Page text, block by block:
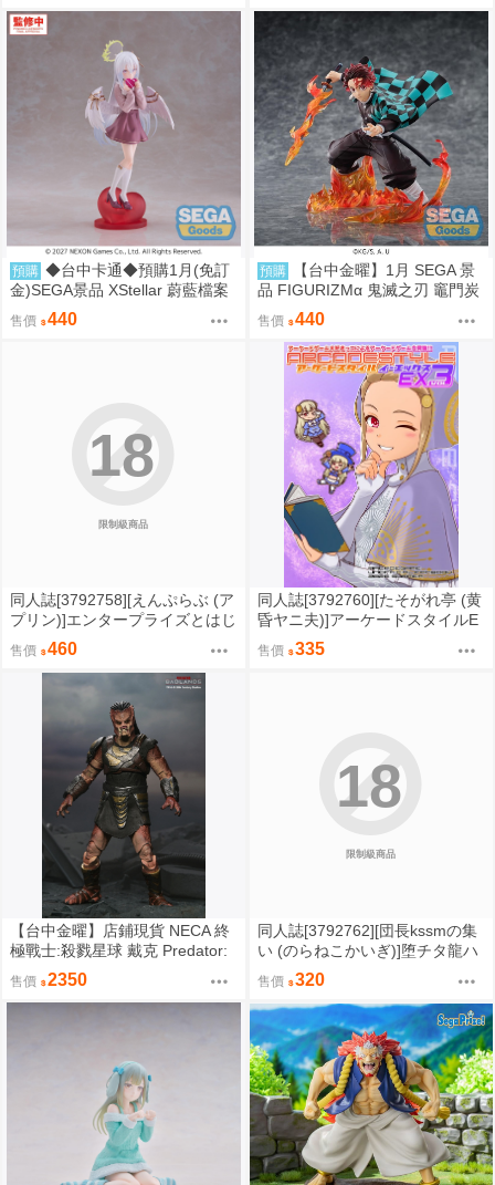
預購 ◆台中卡通◆預購1月(免訂
金)SEGA景品 XStellar 蔚藍檔案
白洲梓 Happy Valentine
售價 440
預購
【台中金曜】1月 SEGA 景
品 FIGURIZMα 鬼滅之刃 竈門炭
治郎 通透世界 0901
售價 440
限制級商品
18
同人誌[3792758][えんぷらぶ (ア
プリン)]エンタープライズとはじ
めてえっち (碧藍航線)
售價 460
同人誌[3792760][たそがれ亭 (黄
昏ヤニ夫)]アーケードスタイルE
X Vol.3 (電玩)
售價 335
【台中金曜】店鋪現貨 NECA 終
極戰士:殺戮星球 戴克 Predator:
Badlands Dek 7吋可動人偶
售價 2350
限制級商品
18
同人誌[3792762][団長kssmの集
い (のらねこかいぎ)]堕チタ龍ハ
異形ヲ孕ミテ (蔚藍檔案)
售價 320